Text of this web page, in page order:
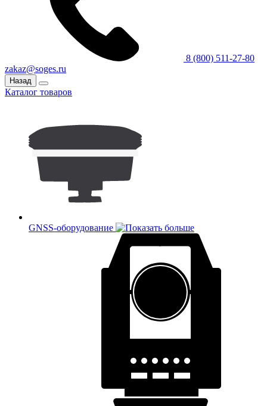
8 (800) 511-27-80
zakaz@soges.ru
Назад
Каталог товаров
GNSS-оборудование